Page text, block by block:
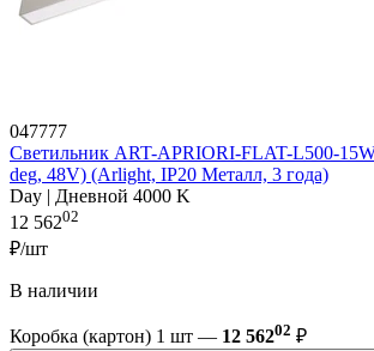
047777
Светильник ART-APRIORI-FLAT-L500-
deg, 48V) (Arlight, IP20 Металл, 3 года)
Day | Дневной 4000 K
12 56202
₽/шт
В наличии
Коробка (картон) 1 шт — 12 56202 ₽